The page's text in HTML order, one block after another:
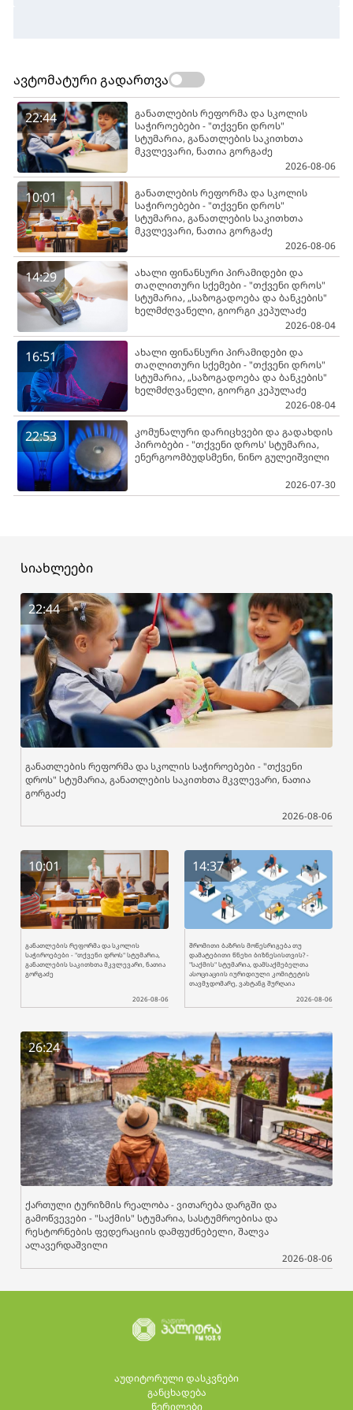
ავტომატური გადართვა
22:44
განათლების რეფორმა და სკოლის
საჭიროებები - "თქვენი დროს"
სტუმარია, განათლების საკითხთა
მკვლევარი, ნათია გორგაძე
2026-08-06
10:01
განათლების რეფორმა და სკოლის
საჭიროებები - "თქვენი დროს"
სტუმარია, განათლების საკითხთა
მკვლევარი, ნათია გორგაძე
2026-08-06
14:29
ახალი ფინანსური პირამიდები და
თაღლითური სქემები - "თქვენი დროს"
სტუმარია, „საზოგადოება და ბანკების"
ხელმძღვანელი, გიორგი კეპულაძე
2026-08-04
16:51
ახალი ფინანსური პირამიდები და
თაღლითური სქემები - "თქვენი დროს"
სტუმარია, „საზოგადოება და ბანკების"
ხელმძღვანელი, გიორგი კეპულაძე
2026-08-04
22:53
კომუნალური დარიცხვები და გადახდის
პირობები - "თქვენი დროს' სტუმარია,
ენერგოომბუდსმენი, ნინო გულეიშვილი
2026-07-30
სიახლეები
22:44
განათლების რეფორმა და სკოლის საჭიროებები - "თქვენი
დროს" სტუმარია, განათლების საკითხთა მკვლევარი, ნათია
გორგაძე
2026-08-06
10:01
განათლების რეფორმა და სკოლის
საჭიროებები - "თქვენი დროს" სტუმარია,
განათლების საკითხთა მკვლევარი, ნათია
გორგაძე
2026-08-06
14:37
შრომითი ბაზრის მოწესრიგება თუ
დამატებითი წნეხი ბიზნესისთვის? -
"საქმის" სტუმარია, დამსაქმებელთა
ასოციაციის იურიდიული კომიტეტის
თავმჯდომარე, ვახტანგ შურღაია
2026-08-06
26:24
ქართული ტურიზმის რეალობა - ვითარება დარგში და
გამოწვევები - "საქმის" სტუმარია, სასტუმროებისა და
რესტორნების ფედერაციის დამფუძნებელი, შალვა
ალავერდაშვილი
2026-08-06
აუდიტორული დასკვნები
განცხადება
წერილები